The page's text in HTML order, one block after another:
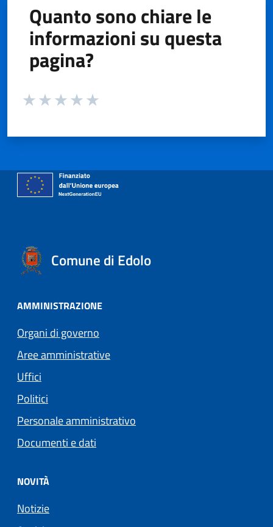
Quanto sono chiare le
informazioni su questa
pagina?
Valuta da 1 a 5 stelle la pagina
Comune di Edolo
AMMINISTRAZIONE
Organi di governo
Aree amministrative
Uffici
Politici
Personale amministrativo
Documenti e dati
NOVITÀ
Notizie